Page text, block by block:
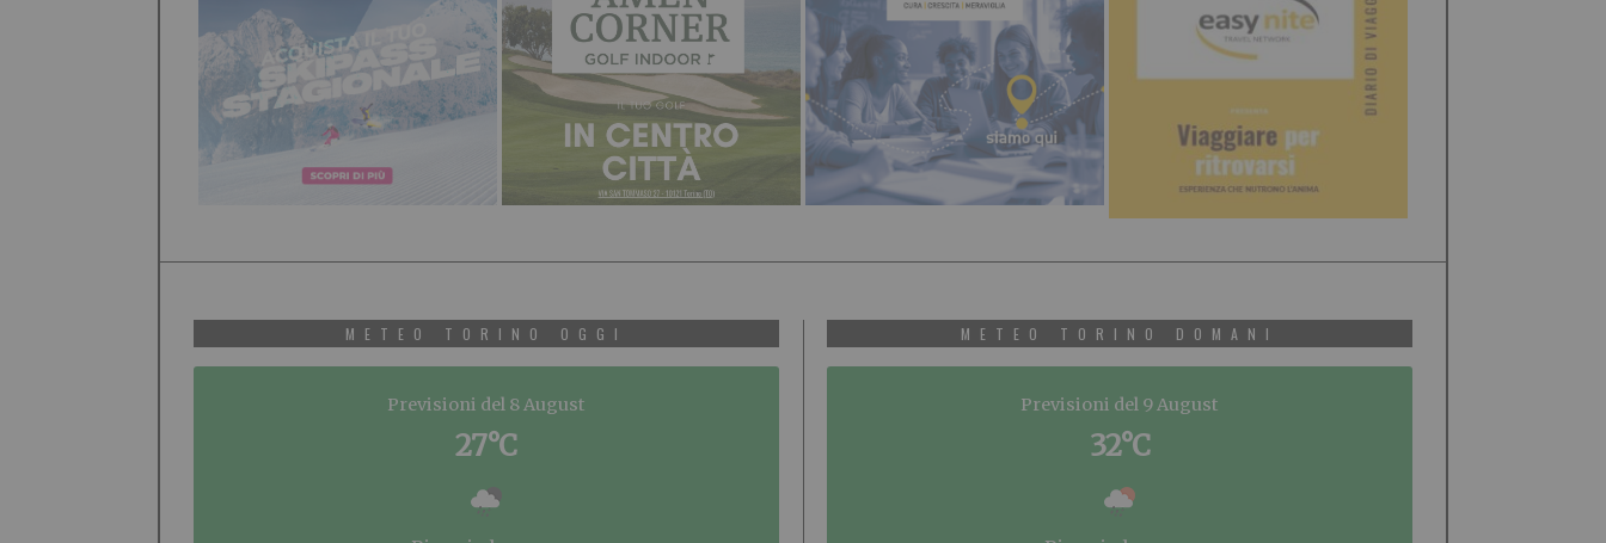
METEO TORINO OGGI
Previsioni del 8 August
27°C
METEO TORINO DOMANI
Previsioni del 9 August
32°C